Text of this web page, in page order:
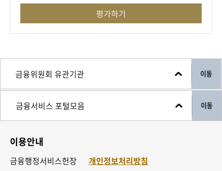
평가하기
이동
이동
이용안내
금융행정서비스헌장
개인정보처리방침